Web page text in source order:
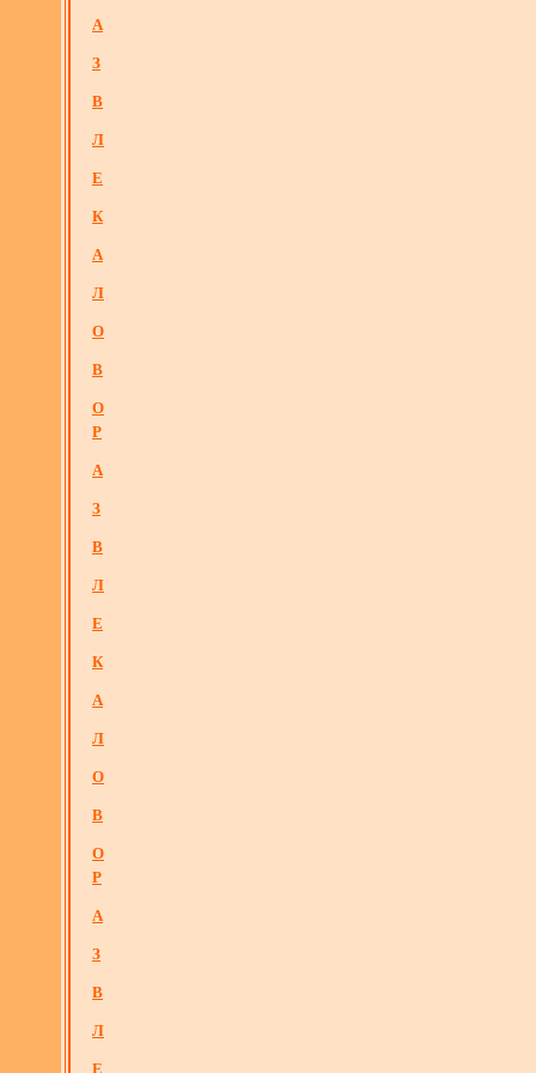
А
З
В
Л
Е
К
А
Л
О
В
О
Р
А
З
В
Л
Е
К
А
Л
О
В
О
Р
А
З
В
Л
Е